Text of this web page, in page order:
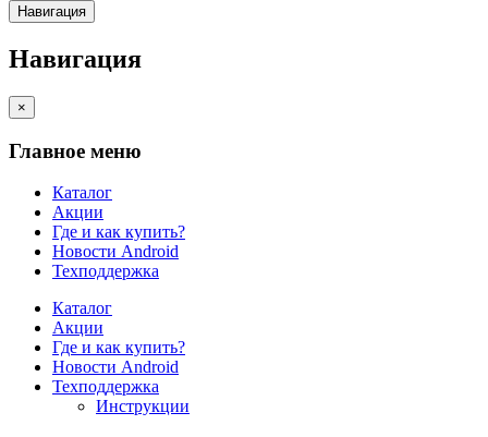
Навигация
Навигация
×
Главное меню
Каталог
Акции
Где и как купить?
Новости Android
Техподдержка
Каталог
Акции
Где и как купить?
Новости Android
Техподдержка
Инструкции